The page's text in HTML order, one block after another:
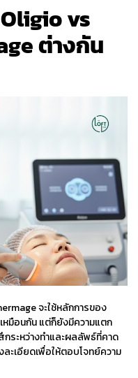
อย
ม
แก
หรือ
Oligiovs
ต่างกัน
จะใช้หลักการของ
เหมือนกัน แต่ก็ยังมีความแตก
ระหว่างทำและผลลัพธ์ที่คาด
ะเอียดเพื่อให้ตอบโจทย์ความ